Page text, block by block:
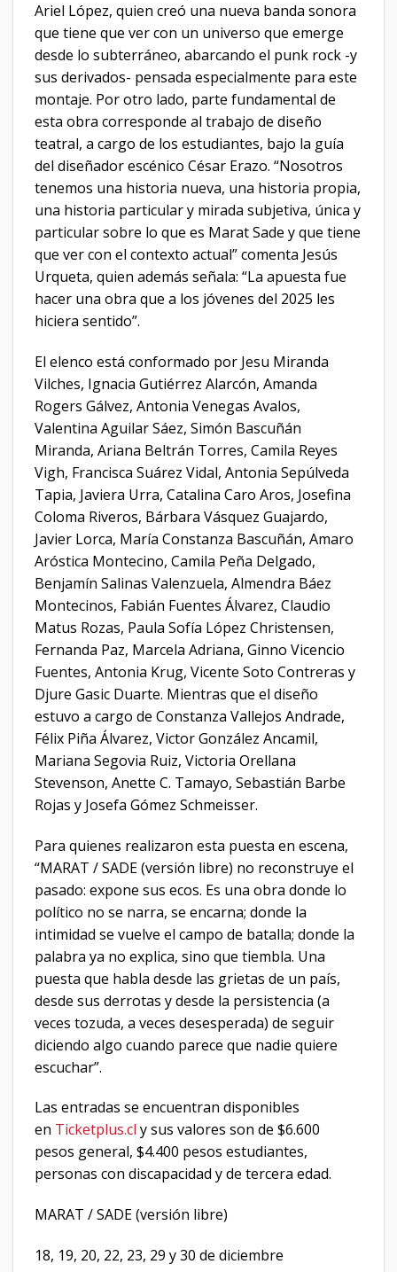
Ariel López, quien creó una nueva banda sonora
que tiene que ver con un universo que emerge
desde lo subterráneo, abarcando el punk rock -y
sus derivados- pensada especialmente para este
montaje. Por otro lado, parte fundamental de
esta obra corresponde al trabajo de diseño
teatral, a cargo de los estudiantes, bajo la guía
del diseñador escénico César Erazo. “Nosotros
tenemos una historia nueva, una historia propia,
una historia particular y mirada subjetiva, única y
particular sobre lo que es Marat Sade y que tiene
que ver con el contexto actual” comenta Jesús
Urqueta, quien además señala: “La apuesta fue
hacer una obra que a los jóvenes del 2025 les
hiciera sentido”.
El elenco está conformado por Jesu Miranda
Vilches, Ignacia Gutiérrez Alarcón, Amanda
Rogers Gálvez, Antonia Venegas Avalos,
Valentina Aguilar Sáez, Simón Bascuñán
Miranda, Ariana Beltrán Torres, Camila Reyes
Vigh, Francisca Suárez Vidal, Antonia Sepúlveda
Tapia, Javiera Urra, Catalina Caro Aros, Josefina
Coloma Riveros, Bárbara Vásquez Guajardo,
Javier Lorca, María Constanza Bascuñán, Amaro
Aróstica Montecino, Camila Peña Delgado,
Benjamín Salinas Valenzuela, Almendra Báez
Montecinos, Fabián Fuentes Álvarez, Claudio
Matus Rozas, Paula Sofía López Christensen,
Fernanda Paz, Marcela Adriana, Ginno Vicencio
Fuentes, Antonia Krug, Vicente Soto Contreras y
Djure Gasic Duarte. Mientras que el diseño
estuvo a cargo de Constanza Vallejos Andrade,
Félix Piña Álvarez, Victor González Ancamil,
Mariana Segovia Ruiz, Victoria Orellana
Stevenson, Anette C. Tamayo, Sebastián Barbe
Rojas y Josefa Gómez Schmeisser.
Para quienes realizaron esta puesta en escena,
“MARAT / SADE (versión libre) no reconstruye el
pasado: expone sus ecos. Es una obra donde lo
político no se narra, se encarna; donde la
intimidad se vuelve el campo de batalla; donde la
palabra ya no explica, sino que tiembla. Una
puesta que habla desde las grietas de un país,
desde sus derrotas y desde la persistencia (a
veces tozuda, a veces desesperada) de seguir
diciendo algo cuando parece que nadie quiere
escuchar”.
Las entradas se encuentran disponibles
en Ticketplus.cl y sus valores son de $6.600
pesos general, $4.400 pesos estudiantes,
personas con discapacidad y de tercera edad.
MARAT / SADE (versión libre)
18, 19, 20, 22, 23, 29 y 30 de diciembre